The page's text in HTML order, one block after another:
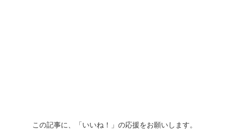
この記事に、「いいね！」の応援をお願いします。